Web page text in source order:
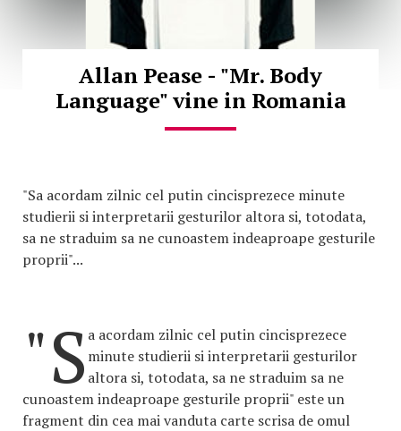
Allan Pease - "Mr. Body
Language" vine in Romania
"Sa acordam zilnic cel putin cincisprezece minute
studierii si interpretarii gesturilor altora si, totodata,
sa ne straduim sa ne cunoastem indeaproape gesturile
proprii"...
"S a acordam zilnic cel putin cincisprezece
minute studierii si interpretarii gesturilor
altora si, totodata, sa ne straduim sa ne
cunoastem indeaproape gesturile proprii" este un
fragment din cea mai vanduta carte scrisa de omul